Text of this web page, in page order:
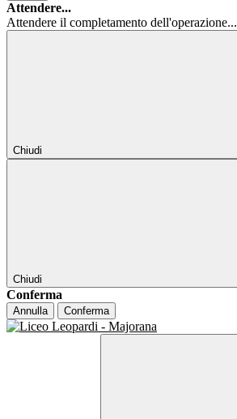
Attendere...
Attendere il completamento dell'operazione...
Chiudi
Chiudi
Conferma
Annulla Conferma